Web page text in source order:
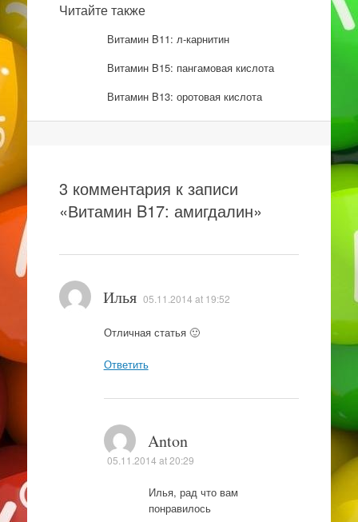
Читайте также
Витамин B11: л-карнитин
Витамин B15: пангамовая кислота
Витамин B13: оротовая кислота
3 комментария к записи
«Витамин B17: амигдалин»
Илья 05.11.2014 at 19:52
Отличная статья 🙂
Ответить
Anton
05.11.2014 at 20:29
Илья, рад что вам
понравилось